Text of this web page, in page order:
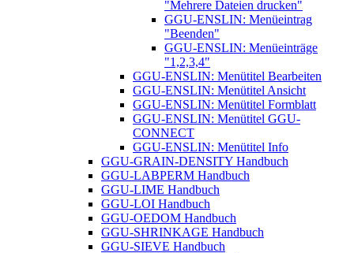
"Mehrere Dateien drucken"
GGU-ENSLIN: Menüeintrag
"Beenden"
GGU-ENSLIN: Menüeinträge
"1,2,3,4"
GGU-ENSLIN: Menütitel Bearbeiten
GGU-ENSLIN: Menütitel Ansicht
GGU-ENSLIN: Menütitel Formblatt
GGU-ENSLIN: Menütitel GGU-
CONNECT
GGU-ENSLIN: Menütitel Info
GGU-GRAIN-DENSITY Handbuch
GGU-LABPERM Handbuch
GGU-LIME Handbuch
GGU-LOI Handbuch
GGU-OEDOM Handbuch
GGU-SHRINKAGE Handbuch
GGU-SIEVE Handbuch